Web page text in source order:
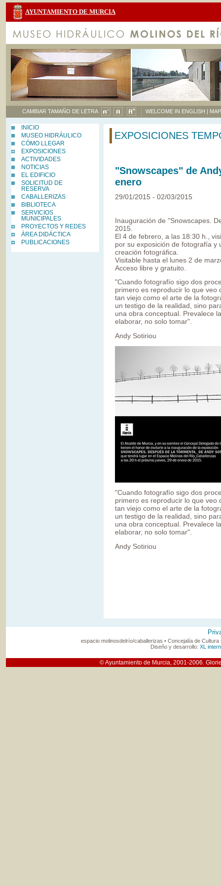
AYUNTAMIENTO DE MURCIA
CAMBIAR TAMAÑO DE LETRA WELCOME IN ENGLISH |
INICIO
MUSEO HIDRÁULICO
CÓMO LLEGAR
EXPOSICIONES
ACTIVIDADES
NOTICIAS
EL EDIFICIO
SOLICITUD DE
RESERVA
CABALLERIZAS
BIBLIOTECA
SERVICIOS
MUNICIPALES
PROYECTOS Y REDES
ÁREA DIDÁCTICA
PUBLICACIONES
EXPOSICIONES
"Snowscapes" de
enero
29/01/2015 - 02/03/2015
Inauguración de "Snowscapes.
2015.
El 4 de febrero, a las 18:30 h.,
por su exposición de fotografía y
creación fotográfica.
Visitable hasta el lunes 2 de
Acceso libre y gratuito.
"Cuando fotografío sigo dos
primero es reproducir lo que veo
tan viejo como el arte de la
un testigo de la realidad, sino
una obra conceptual. Prevalece
elaborar, no solo tomar".
Andy Sotiriou
"Cuando fotografío sigo dos
primero es reproducir lo que veo
tan viejo como el arte de la
un testigo de la realidad, sino
una obra conceptual. Prevalece
elaborar, no solo tomar".
Andy Sotiriou
espacio molinosdelrío/caballerizas • Concejalía de
Diseño y desarrollo: XL
© Ayuntamiento de Murcia, 2001-2006.